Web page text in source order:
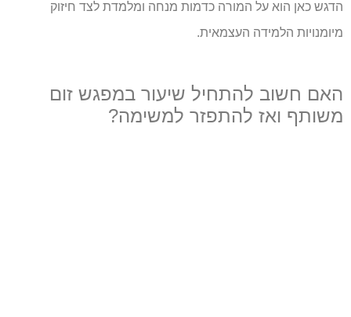
הדגש כאן הוא על המורה כדמות מנחה ומלמדת לצד חיזוק
מיומנויות הלמידה העצמאית.
האם חשוב להתחיל שיעור במפגש זום
משותף ואז להתפזר למשימה?